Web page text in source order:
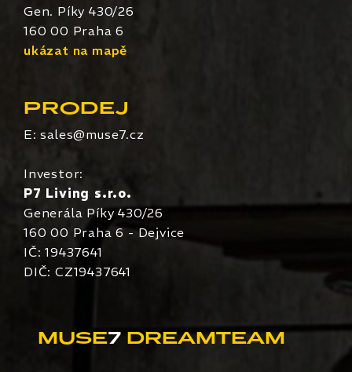
MUSE7DREAMTEAM
Gen. Píky 430/26
160 00 Praha 6
ukázat na mapě
PRODEJ
E:sales@muse7.cz
Investor:
P7 Living s.r.o.
Generála Píky 430/26
160 00 Praha 6 - Dejvice
IČ: 19437641
DIČ: CZ19437641